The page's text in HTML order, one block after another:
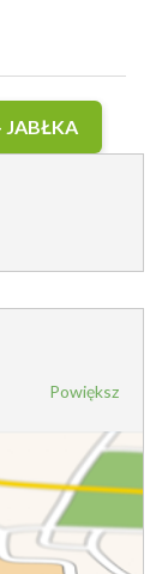
JABŁKA
Powiększ